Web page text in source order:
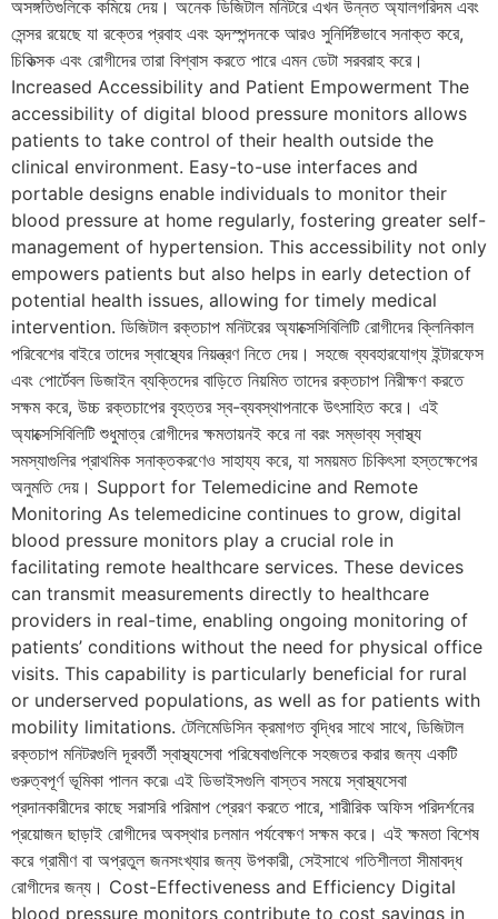
অসঙ্গতিগুলিকে কমিয়ে দেয়। অনেক ডিজিটাল মনিটরে এখন উন্নত অ্যালগরিদম এবং
সেন্সর রয়েছে যা রক্তের প্রবাহ এবং হৃদস্পন্দনকে আরও সুনির্দিষ্টভাবে সনাক্ত করে,
চিকিত্সক এবং রোগীদের তারা বিশ্বাস করতে পারে এমন ডেটা সরবরাহ করে।
Increased Accessibility and Patient Empowerment The
accessibility of digital blood pressure monitors allows
patients to take control of their health outside the
clinical environment. Easy-to-use interfaces and
portable designs enable individuals to monitor their
blood pressure at home regularly, fostering greater self-
management of hypertension. This accessibility not only
empowers patients but also helps in early detection of
potential health issues, allowing for timely medical
intervention. ডিজিটাল রক্তচাপ মনিটরের অ্যাক্সেসিবিলিটি রোগীদের ক্লিনিকাল
পরিবেশের বাইরে তাদের স্বাস্থ্যের নিয়ন্ত্রণ নিতে দেয়। সহজে ব্যবহারযোগ্য ইন্টারফেস
এবং পোর্টেবল ডিজাইন ব্যক্তিদের বাড়িতে নিয়মিত তাদের রক্তচাপ নিরীক্ষণ করতে
সক্ষম করে, উচ্চ রক্তচাপের বৃহত্তর স্ব-ব্যবস্থাপনাকে উৎসাহিত করে। এই
অ্যাক্সেসিবিলিটি শুধুমাত্র রোগীদের ক্ষমতায়নই করে না বরং সম্ভাব্য স্বাস্থ্য
সমস্যাগুলির প্রাথমিক সনাক্তকরণেও সাহায্য করে, যা সময়মত চিকিৎসা হস্তক্ষেপের
অনুমতি দেয়। Support for Telemedicine and Remote
Monitoring As telemedicine continues to grow, digital
blood pressure monitors play a crucial role in
facilitating remote healthcare services. These devices
can transmit measurements directly to healthcare
providers in real-time, enabling ongoing monitoring of
patients’ conditions without the need for physical office
visits. This capability is particularly beneficial for rural
or underserved populations, as well as for patients with
mobility limitations. টেলিমেডিসিন ক্রমাগত বৃদ্ধির সাথে সাথে, ডিজিটাল
রক্তচাপ মনিটরগুলি দূরবর্তী স্বাস্থ্যসেবা পরিষেবাগুলিকে সহজতর করার জন্য একটি
গুরুত্বপূর্ণ ভূমিকা পালন করে৷ এই ডিভাইসগুলি বাস্তব সময়ে স্বাস্থ্যসেবা
প্রদানকারীদের কাছে সরাসরি পরিমাপ প্রেরণ করতে পারে, শারীরিক অফিস পরিদর্শনের
প্রয়োজন ছাড়াই রোগীদের অবস্থার চলমান পর্যবেক্ষণ সক্ষম করে। এই ক্ষমতা বিশেষ
করে গ্রামীণ বা অপ্রতুল জনসংখ্যার জন্য উপকারী, সেইসাথে গতিশীলতা সীমাবদ্ধ
রোগীদের জন্য। Cost-Effectiveness and Efficiency Digital
blood pressure monitors contribute to cost savings in